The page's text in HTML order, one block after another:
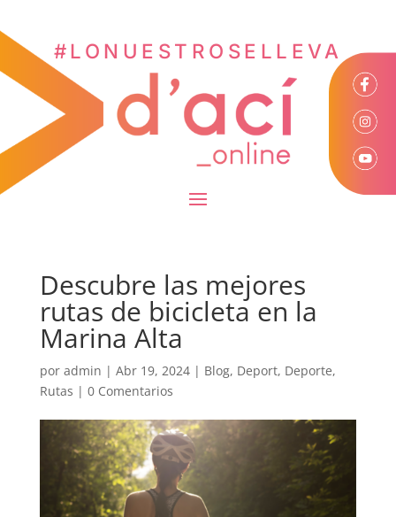
#LONUESTROSELLEVA
Descubre las mejores
rutas de bicicleta en la
Marina Alta
por admin | Abr 19, 2024| Blog, Deport, Deporte,
Rutas | 0 Comentarios